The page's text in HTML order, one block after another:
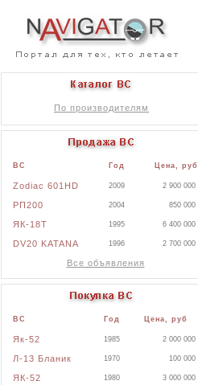
По производителям
ВС Год Цена, руб
Zodiac 601HD 2009 2 900 000
РП200 2004 850 000
ЯК-18Т 1995 6 400 000
DV20 KATANA 1996 2 700 000
Все объявления
ВС Год Цена, руб
Як-52 1985 2 000 000
Л-13 Бланик 1970 100 000
ЯК-52 1980 3 000 000